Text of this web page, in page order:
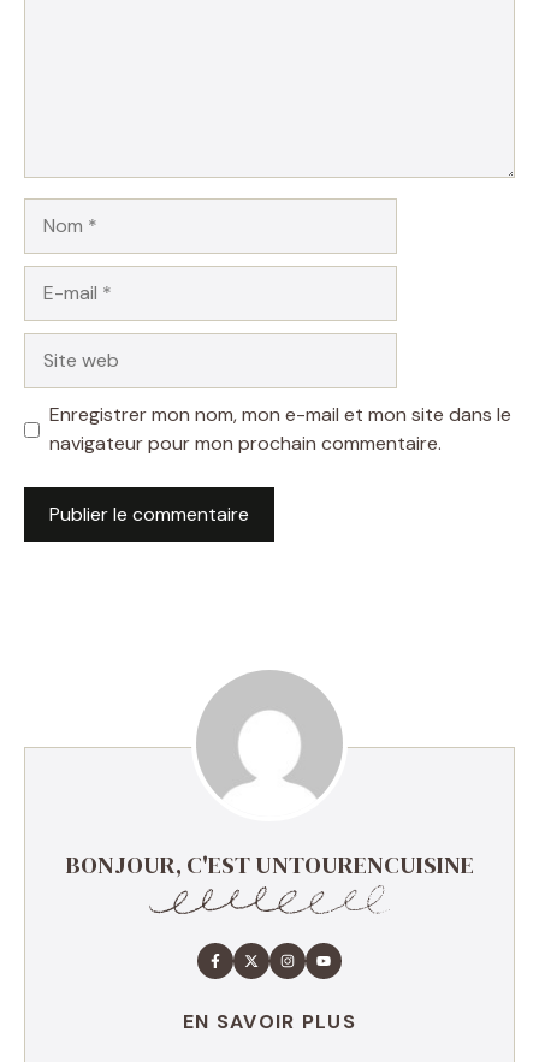
mail
web
Enregistrer mon nom, mon e-mail et mon site dans le
navigateur pour mon prochain commentaire.
BONJOUR, C'EST UNTOURENCUISINE
EN SAVOIR PLUS